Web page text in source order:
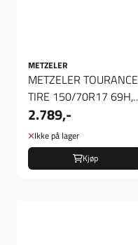
METZELER
METZELER TOURANCE
TIRE 150/70R17 69H,
Dekk bak
2.789,-
Ikke på lager
Kjøp